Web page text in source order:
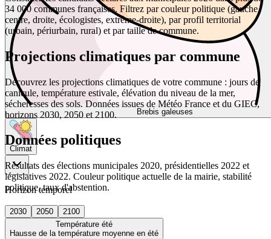
Brebis galeuses
Climat
Horizon temporel
2030 2050
2100
Température été
Hausse de la température moyenne en été
34 000 communes françaises. Filtrez par couleur politique (gauche,
centre, droite, écologistes, extrême-droite), par profil territorial
(urbain, périurbain, rural) et par taille de commune.
Projections climatiques par commune
Découvrez les projections climatiques de votre commune : jours de
canicule, température estivale, élévation du niveau de la mer,
sécheresses des sols. Données issues de Météo France et du GIEC,
horizons 2030, 2050 et 2100.
Données politiques
Résultats des élections municipales 2020, présidentielles 2022 et
législatives 2022. Couleur politique actuelle de la mairie, stabilité
politique, taux d'abstention.